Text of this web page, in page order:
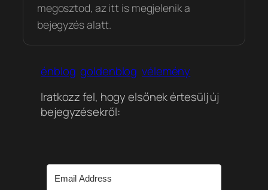
megosztod, az itt is megjelenik a
bejegyzés alatt.
énblog goldenblog vélemény
Iratkozz fel, hogy elsőnek értesülj új
bejegyzésekről: